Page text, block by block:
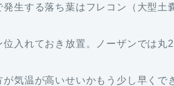
発生する落ち葉はフレコン（大型土
位入れておき放置。ノーザンでは
が気温が高いせいかもう少し早く